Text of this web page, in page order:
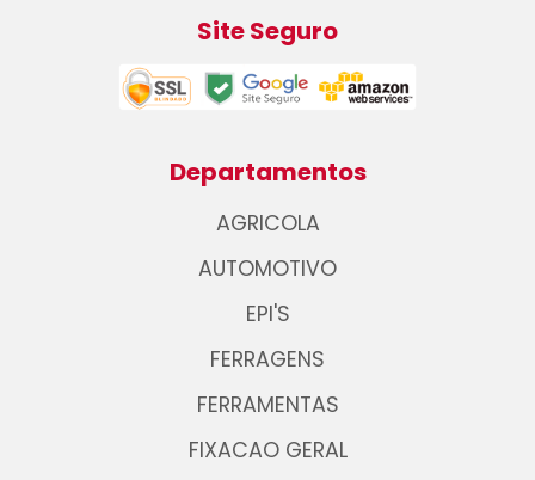
Site Seguro
Departamentos
AGRICOLA
AUTOMOTIVO
EPI'S
FERRAGENS
FERRAMENTAS
FIXACAO GERAL